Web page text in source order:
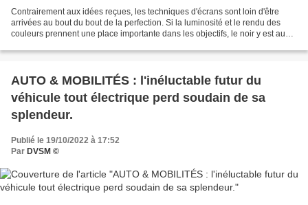
Contrairement aux idées reçues, les techniques d'écrans sont loin d'être
arrivées au bout du bout de la perfection. Si la luminosité et le rendu des
couleurs prennent une place importante dans les objectifs, le noir y est aussi
AUTO & MOBILITÉS : l'inéluctable futur du
véhicule tout électrique perd soudain de sa
splendeur.
Publié le 19/10/2022 à 17:52
Par DVSM ©